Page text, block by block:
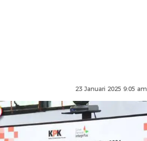
23 Januari 2025 9:05 am